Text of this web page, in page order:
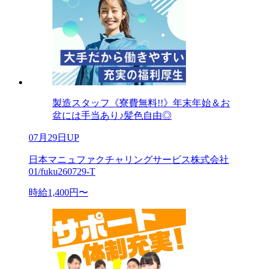
製造スタッフ《寮費無料!!》年末年始＆お
盆には手当あり♪髪色自由◎
07月29日UP
日本マニュファクチャリングサービス株式会社
01/fuku260729-T
時給1,400円〜